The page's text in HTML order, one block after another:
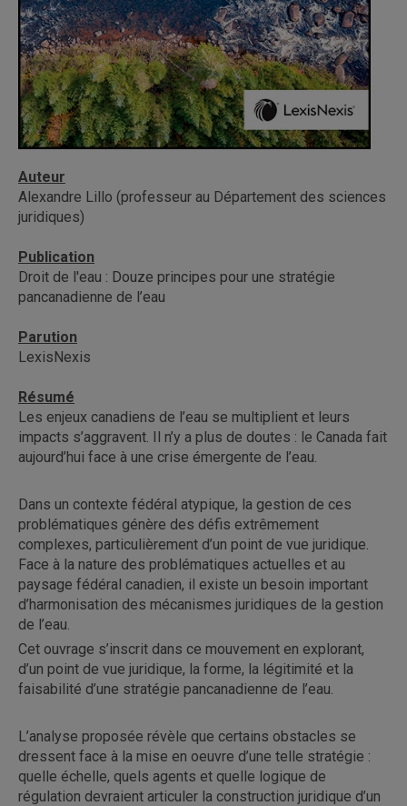
Auteur
Alexandre Lillo (professeur au Département des sciences
juridiques)
Publication
Droit de l'eau : Douze principes pour une stratégie
pancanadienne de l’eau
Parution
LexisNexis
Résumé
Les enjeux canadiens de l’eau se multiplient et leurs
impacts s’aggravent. Il n’y a plus de doutes : le Canada fait
aujourd’hui face à une crise émergente de l’eau.
Dans un contexte fédéral atypique, la gestion de ces
problématiques génère des défis extrêmement
complexes, particulièrement d’un point de vue juridique.
Face à la nature des problématiques actuelles et au
paysage fédéral canadien, il existe un besoin important
d’harmonisation des mécanismes juridiques de la gestion
de l’eau.
Cet ouvrage s’inscrit dans ce mouvement en explorant,
d’un point de vue juridique, la forme, la légitimité et la
faisabilité d’une stratégie pancanadienne de l’eau.
L’analyse proposée révèle que certains obstacles se
dressent face à la mise en oeuvre d’une telle stratégie :
quelle échelle, quels agents et quelle logique de
régulation devraient articuler la construction juridique d’un